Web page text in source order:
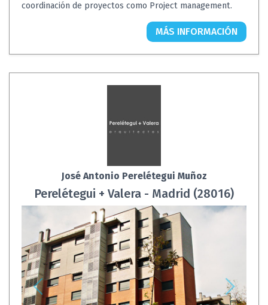
coordinación de proyectos como Project management.
MÁS INFORMACIÓN
José Antonio Perelétegui Muñoz
Perelétegui + Valera - Madrid (28016)